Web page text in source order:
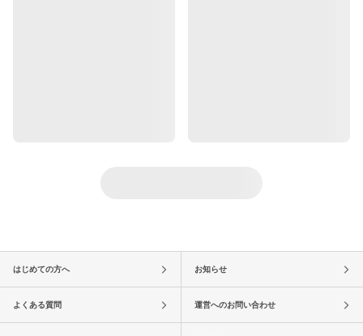
はじめての方へ お知らせ
よくある質問 運営へのお問い合わせ